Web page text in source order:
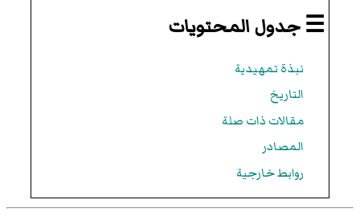
☰ جدول المحتويات
نبذة تمهيدية
التاريخ
مقالات ذات صلة
المصادر
روابط خارجية